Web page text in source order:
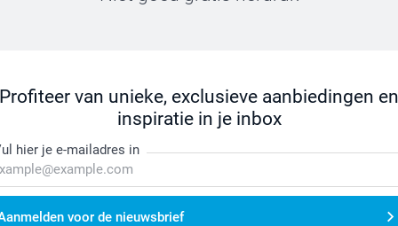
Profiteer van unieke, exclusieve aanbiedingen en
inspiratie in je inbox
hier je e-mailadres in
voor de nieuwsbrief